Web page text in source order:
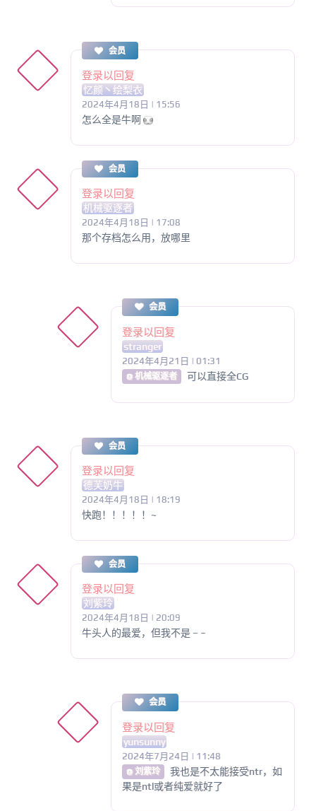
会员
登录以回复
忆颜丶绘梨衣
2024年4月18日 | 15:56
怎么全是牛啊
会员
登录以回复
机械驱逐者
2024年4月18日 | 17:08
那个存档怎么用，放哪里
会员
登录以回复
stranger
2024年4月21日 | 01:31
@ 机械驱逐者 可以直接全CG
会员
登录以回复
德芙奶牛
2024年4月18日 | 18:19
快跑！！！！！~
会员
登录以回复
刘紫玲
2024年4月18日 | 20:09
牛头人的最爱，但我不是 – –
会员
登录以回复
yunsunny
2024年7月24日 | 11:48
@ 刘紫玲
我也是不太能接受ntr，如
果是ntl或者纯爱就好了